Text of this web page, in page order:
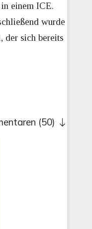
einem ICE.
wurde
der sich bereits
(50)